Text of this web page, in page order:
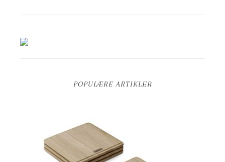
POPULÆRE ARTIKLER